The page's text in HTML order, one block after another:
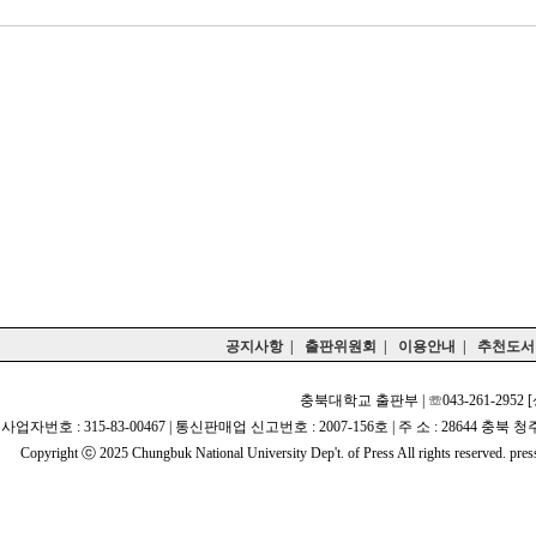
공지사항| 출판위원회 이용안내 추천도서
충북대학교 출판부 | ☏043-261-2952
사업자번호 : 315-83-00467 | 통신판매업 신고번호 : 2007-156호 | 주 소 : 28644 충북
Copyright ⓒ 2025 Chungbuk National University Dep't. of Press All rights reserved.